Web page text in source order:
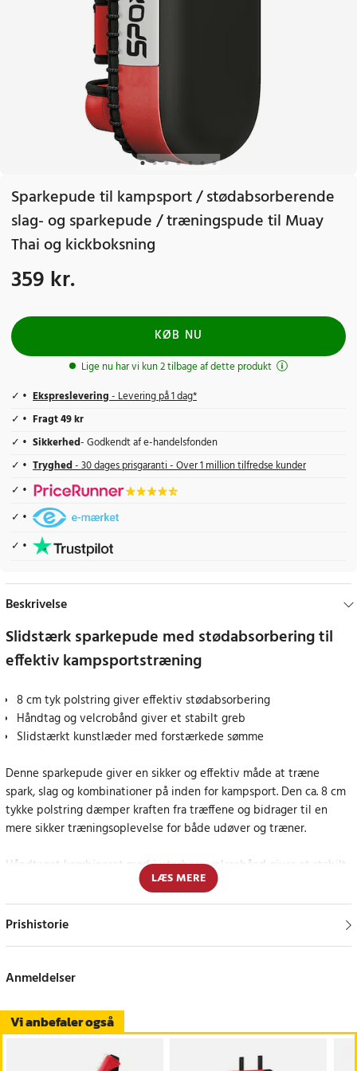
Sparkepude til kampsport / stødabsorberende
slag- og sparkepude / træningspude til Muay
Thai og kickboksning
Pris:359 kr.
359 kr.
KØB NU
Lige nu har vi kun 2 tilbage af dette produkt
Ekspreslevering- Levering på 1 dag*
Fragt 49 kr
Sikkerhed- Godkendt af e-handelsfonden
Tryghed- 30 dages prisgaranti - Over 1 million tilfredse kunder
Beskrivelse
Slidstærk sparkepude med stødabsorbering til
effektiv kampsportstræning
8 cm tyk polstring giver effektiv stødabsorbering
Håndtag og velcrobånd giver et stabilt greb
Slidstærkt kunstlæder med forstærkede sømme
Denne sparkepude giver en sikker og effektiv måde at træne
spark, slag og kombinationer på inden for kampsport. Den ca. 8 cm
tykke polstring dæmper kraften fra træffene og bidrager til en
mere sikker træningsoplevelse for både udøver og træner.
Håndtaget kombineret med justerbare velcrobånd giver et stabilt
greb omkring armen. Udformningen gør det muligt at holde puden
i forskellige vinkler, hvilket giver bedre kontrol og mere varieret
træning.
forskellige armstørrelser. Fastgørelsessystemet hjælper med at
Sparkepuden er fremstillet af slidstærkt kunstlæder med
LÆS MERE
Prishistorie
Vi anbefaler også
Anmeldelser